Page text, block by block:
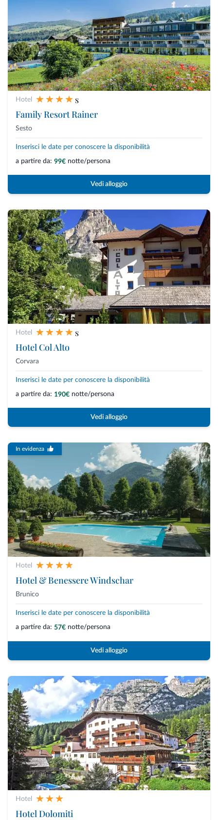
Hotel
s
Family Resort Rainer
Sesto
Inserisci le date per conoscere la disponibilità
a partire da: 99€ notte/persona
Vedi alloggio
Hotel
s
Hotel Col Alto
Corvara
Inserisci le date per conoscere la disponibilità
a partire da: 190€ notte/persona
Vedi alloggio
In evidenza
Hotel
Hotel & Benessere Windschar
Brunico
Inserisci le date per conoscere la disponibilità
a partire da: 57€ notte/persona
Vedi alloggio
Hotel
Hotel Dolomiti